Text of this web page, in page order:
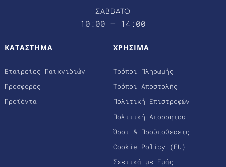
ΣΑΒΒΑΤΟ
10:00 – 14:00
ΚΑΤΑΣΤΗΜΑ
Εταιρείες Παιχνιδιών
Προσφορές
Προϊόντα
ΧΡΗΣΙΜΑ
Τρόποι Πληρωμής
Τρόποι Αποστολής
Πολιτική Επιστροφών
Πολιτική Απορρήτου
Όροι & Προϋποθέσεις
Cookie Policy (EU)
Σχετικά με Εμάς